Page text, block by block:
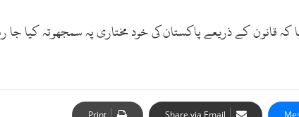
کہ قانون کے ذریعے پاکستان کی خود مختاری پہ سمجھوتہ کیا